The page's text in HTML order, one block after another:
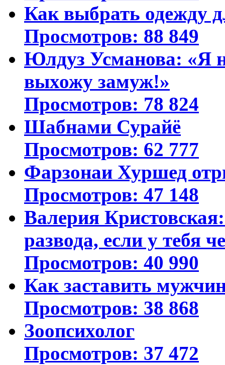
Как выбрать одежду
Просмотров: 88 849
Юлдуз Усманова: «Я
выхожу замуж!»
Просмотров: 78 824
Шабнами Сурайё
Просмотров: 62 777
Фарзонаи Хуршед
Просмотров: 47 148
Валерия
развода, если у тебя
Просмотров: 40 990
Как заставить
Просмотров: 38 868
Зоопсихолог
Просмотров: 37 472